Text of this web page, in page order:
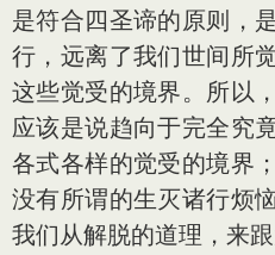
是符合四圣谛的原则，
行，远离了我们世间所
这些觉受的境界。所以
应该是说趋向于完全究
各式各样的觉受的境界
没有所谓的生灭诸行烦
我们从解脱的道理，来